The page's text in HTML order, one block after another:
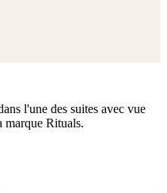
l'une des suites avec vue
Rituals.